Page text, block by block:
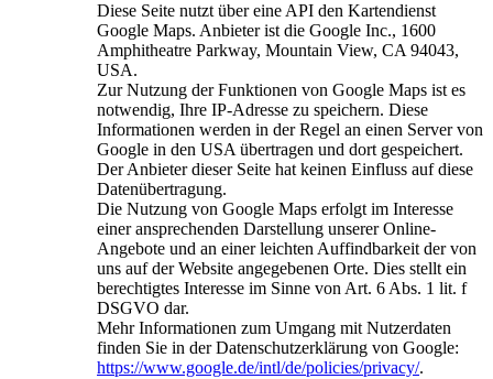
Diese Seite nutzt über eine API den Kartendienst
Google Maps. Anbieter ist die Google Inc., 1600
Amphitheatre Parkway, Mountain View, CA 94043,
USA.
Zur Nutzung der Funktionen von Google Maps ist es
notwendig, Ihre IP-Adresse zu speichern. Diese
Informationen werden in der Regel an einen Server von
Google in den USA übertragen und dort gespeichert.
Der Anbieter dieser Seite hat keinen Einfluss auf diese
Datenübertragung.
Die Nutzung von Google Maps erfolgt im Interesse
einer ansprechenden Darstellung unserer Online-
Angebote und an einer leichten Auffindbarkeit der von
uns auf der Website angegebenen Orte. Dies stellt ein
berechtigtes Interesse im Sinne von Art. 6 Abs. 1 lit. f
DSGVO dar.
Mehr Informationen zum Umgang mit Nutzerdaten
finden Sie in der Datenschutzerklärung von Google:
https://www.google.de/intl/de/policies/privacy/.